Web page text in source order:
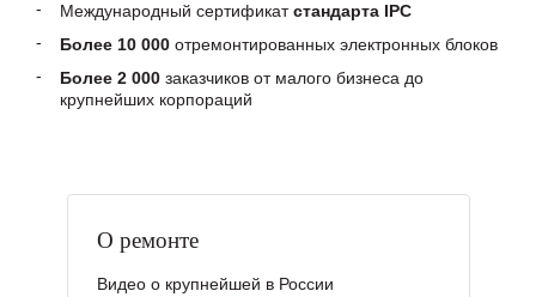
Международный сертификатстандарта IPC
Более 10 000 отремонтированных электронных блоков
Более 2 000 заказчиков от малого бизнеса до
крупнейших корпораций
О ремонте
Видео о крупнейшей в России